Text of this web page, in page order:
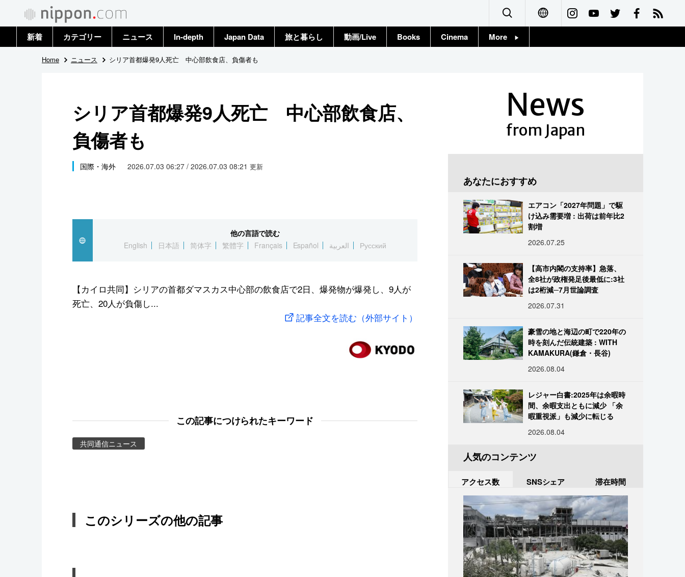
Français
新着 カテゴリー
政治・外交
国際
社会
文化
スポーツ・東京2020
ニュース
トップ
In-depth Japan Data 旅と暮らし 動画/Live Books Cinema More
Home ニュース シリア首都爆発9人死亡 中心部飲食店、負傷者も
シリア首都爆発9人死亡 中心部飲食店、
負傷者も
国際・海外 2026.07.03 06:27 / 2026.07.03 08:21 更新
他の言語で読む
English
日本語 简体字 繁體字 Français Español العربية Русский
【カイロ共同】シリアの首都ダマスカス中心部の飲食店で2日、爆発物が爆発し、9人が
死亡、20人が負傷し...
記事全文を読む（外部サイト）
この記事につけられたキーワード
共同通信ニュース
このシリーズの他の記事
News
from Japan
あなたにおすすめ
エアコン「2027年問題」で駆
け込み需要増 : 出荷は前年比2
割増
2026.07.25
【高市内閣の支持率】急落、
全8社が政権発足後最低に:3社
は2桁減─7月世論調査
2026.07.31
豪雪の地と海辺の町で220年の
時を刻んだ伝統建築 : WITH
KAMAKURA(鎌倉・長谷)
2026.08.04
レジャー白書:2025年は余暇時
間、余暇支出ともに減少 「余
暇重視派」も減少に転じる
2026.08.04
人気のコンテンツ
アクセス数 SNSシェア 滞在時間